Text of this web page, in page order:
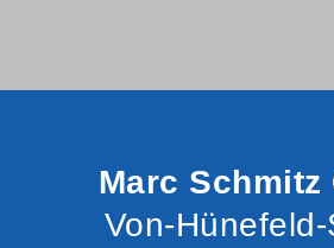
Marc Schmitz
Von-